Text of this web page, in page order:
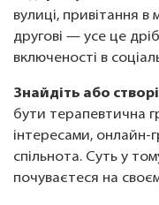
вулиці, привітання в
другові — усе це
включеності в
Знайдіть або
бути терапевтична
інтересами, онлайн-
спільнота. Суть у
почуваєтеся на